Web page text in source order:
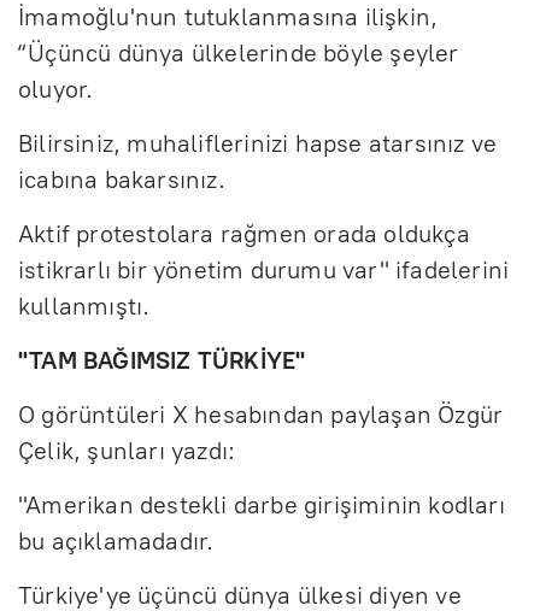
İmamoğlu'nun tutuklanmasına ilişkin,
“Üçüncü dünya ülkelerinde böyle şeyler
oluyor.
Bilirsiniz, muhaliflerinizi hapse atarsınız ve
icabına bakarsınız.
Aktif protestolara rağmen orada oldukça
istikrarlı bir yönetim durumu var" ifadelerini
kullanmıştı.
"TAM BAĞIMSIZ TÜRKİYE"
O görüntüleri X hesabından paylaşan Özgür
Çelik, şunları yazdı:
"Amerikan destekli darbe girişiminin kodları
bu açıklamadadır.
Türkiye'ye üçüncü dünya ülkesi diyen ve